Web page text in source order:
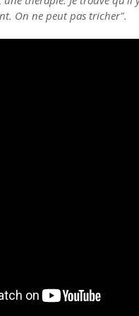
On ne peut pas tricher".